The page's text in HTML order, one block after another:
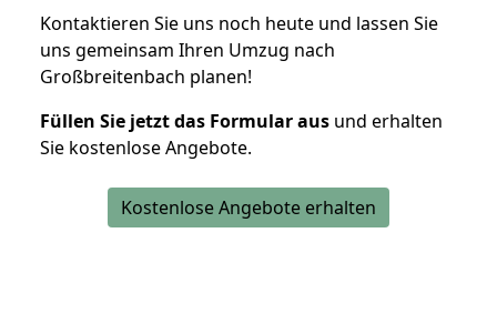
Kontaktieren Sie uns noch heute und lassen Sie
uns gemeinsam Ihren Umzug nach
Großbreitenbach planen!
Füllen Sie jetzt das Formular aus und erhalten
Sie kostenlose Angebote.
Kostenlose Angebote erhalten